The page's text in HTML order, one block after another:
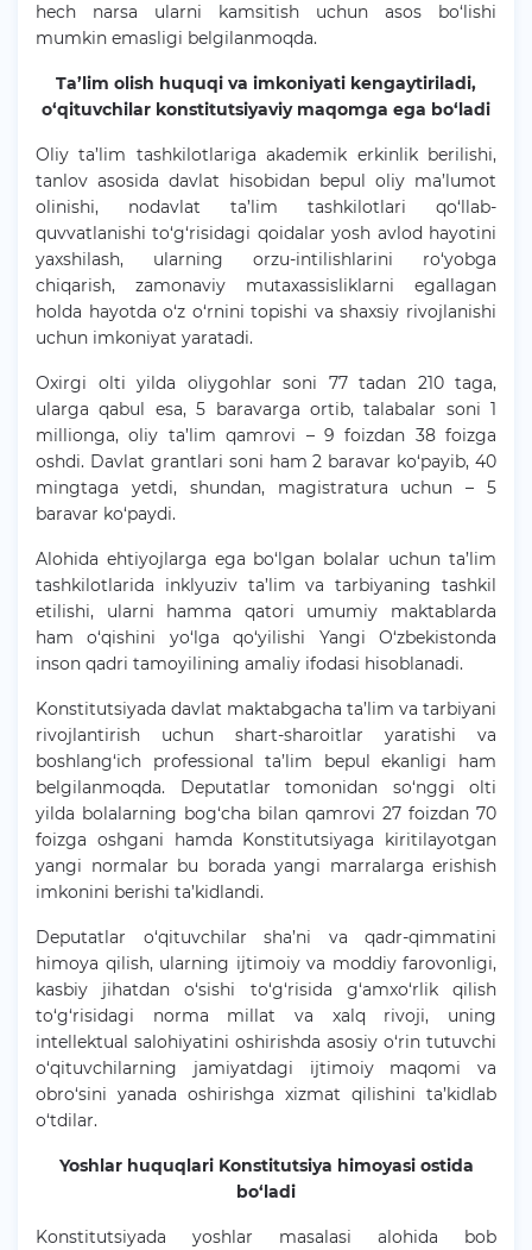
hech narsa ularni kamsitish uchun asos bo‘lishi
mumkin emasligi belgilanmoqda.
Ta’lim olish huquqi va imkoniyati kengaytiriladi,
o‘qituvchilar konstitutsiyaviy maqomga ega bo‘ladi
Oliy ta’lim tashkilotlariga akademik erkinlik berilishi,
tanlov asosida davlat hisobidan bepul oliy ma’lumot
olinishi, nodavlat ta’lim tashkilotlari qo‘llab-
quvvatlanishi to‘g‘risidagi qoidalar yosh avlod hayotini
yaxshilash, ularning orzu-intilishlarini ro‘yobga
chiqarish, zamonaviy mutaxassisliklarni egallagan
holda hayotda o‘z o‘rnini topishi va shaxsiy rivojlanishi
uchun imkoniyat yaratadi.
Oxirgi olti yilda oliygohlar soni 77 tadan 210 taga,
ularga qabul esa, 5 baravarga ortib, talabalar soni 1
millionga, oliy ta’lim qamrovi – 9 foizdan 38 foizga
oshdi. Davlat grantlari soni ham 2 baravar ko‘payib, 40
mingtaga yetdi, shundan, magistratura uchun – 5
baravar ko‘paydi.
Alohida ehtiyojlarga ega bo‘lgan bolalar uchun ta’lim
tashkilotlarida inklyuziv ta’lim va tarbiyaning tashkil
etilishi, ularni hamma qatori umumiy maktablarda
ham o‘qishini yo‘lga qo‘yilishi Yangi O‘zbekistonda
inson qadri tamoyilining amaliy ifodasi hisoblanadi.
Konstitutsiyada davlat maktabgacha ta’lim va tarbiyani
rivojlantirish uchun shart-sharoitlar yaratishi va
boshlang‘ich professional ta’lim bepul ekanligi ham
belgilanmoqda. Deputatlar tomonidan so‘nggi olti
yilda bolalarning bog‘cha bilan qamrovi 27 foizdan 70
foizga oshgani hamda Konstitutsiyaga kiritilayotgan
yangi normalar bu borada yangi marralarga erishish
imkonini berishi ta’kidlandi.
Deputatlar o‘qituvchilar sha’ni va qadr-qimmatini
himoya qilish, ularning ijtimoiy va moddiy farovonligi,
kasbiy jihatdan o‘sishi to‘g‘risida g‘amxo‘rlik qilish
to‘g‘risidagi norma millat va xalq rivoji, uning
intellektual salohiyatini oshirishda asosiy o‘rin tutuvchi
o‘qituvchilarning jamiyatdagi ijtimoiy maqomi va
obro‘sini yanada oshirishga xizmat qilishini ta’kidlab
o‘tdilar.
Yoshlar huquqlari Konstitutsiya himoyasi ostida
bo‘ladi
Konstitutsiyada yoshlar masalasi alohida bob